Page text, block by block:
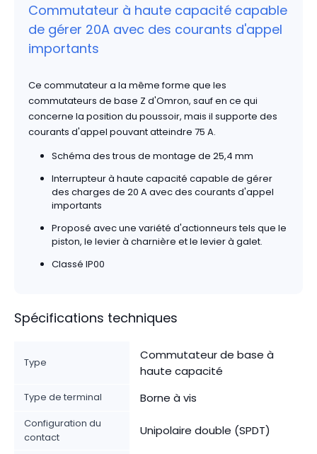
Commutateur à haute capacité capable
de gérer 20A avec des courants d'appel
importants
Ce commutateur a la même forme que les
commutateurs de base Z d'Omron, sauf en ce qui
concerne la position du poussoir, mais il supporte des
courants d'appel pouvant atteindre 75 A.
Schéma des trous de montage de 25,4 mm
Interrupteur à haute capacité capable de gérer
des charges de 20 A avec des courants d'appel
importants
Proposé avec une variété d'actionneurs tels que le
piston, le levier à charnière et le levier à galet.
Classé IP00
Spécifications techniques
Type
Commutateur de base à
haute capacité
Type de terminal Borne à vis
Configuration du
contact
Unipolaire double (SPDT)